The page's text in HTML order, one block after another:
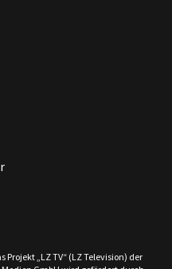
Projekt „LZ TV“ (LZ Television) der